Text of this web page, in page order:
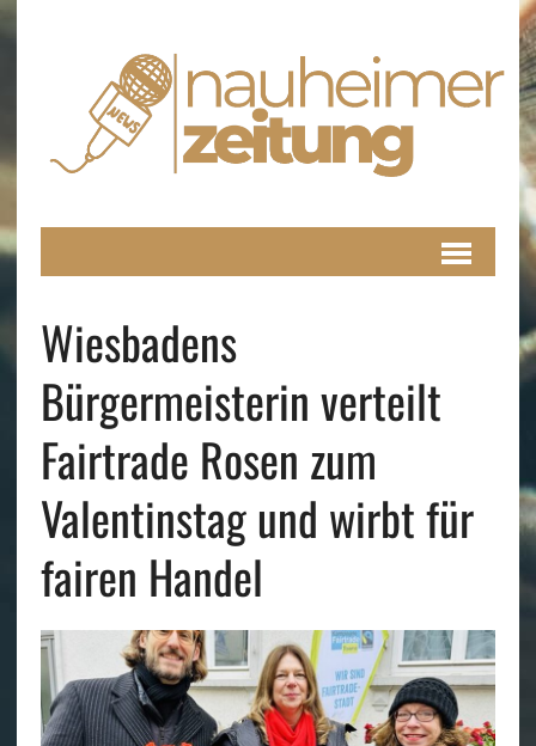
Wiesbadens
Bürgermeisterin verteilt
Fairtrade Rosen zum
Valentinstag und wirbt für
fairen Handel